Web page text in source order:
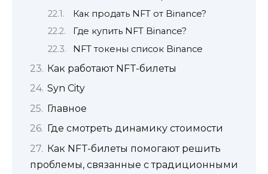
Как продать NFT от Binance?
Где купить NFT Binance?
NFT токены список Binance
Как работают NFT-билеты
Syn City
Главное
Где смотреть динамику стоимости
Как NFT-билеты помогают решить
проблемы, связанные с традиционными